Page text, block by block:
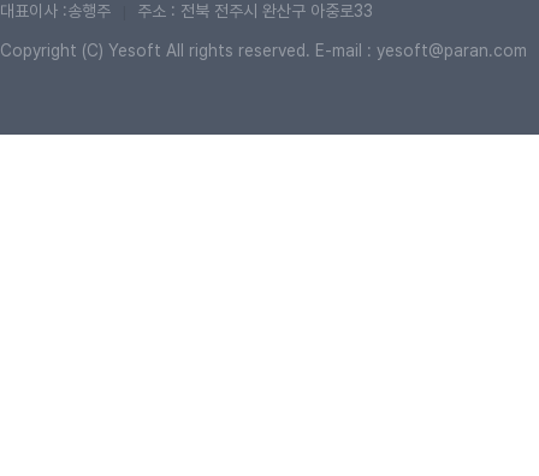
대표이사 :송행주
주소 : 전북 전주시 완산구 아중로33
Copyright (C) Yesoft All rights reserved. E-mail : yesoft@paran.com